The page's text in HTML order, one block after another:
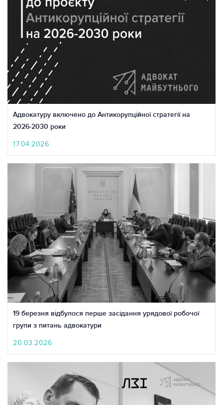
Адвокатуру включено до Антикорупційної стратегії на
2026-2030 роки
17.04.2026
19 березня відбулося перше засідання урядової робочої
групи з питань адвокатури
20.03.2026